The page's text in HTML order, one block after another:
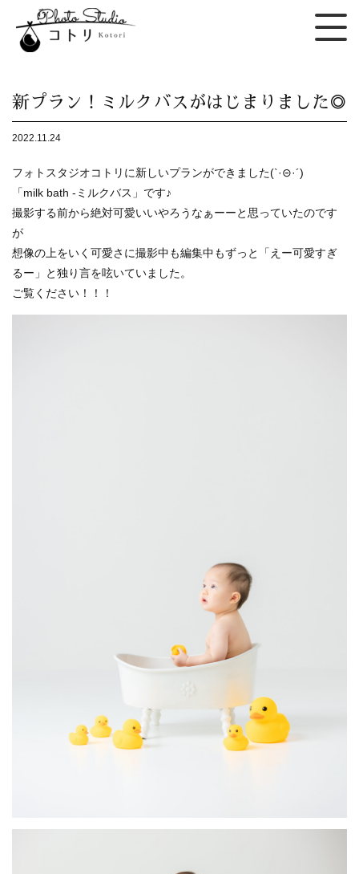
新プラン！ミルクバスがはじまりました◎
2022.11.24
フォトスタジオコトリに新しいプランができました(`·⊝·´)
「milk bath -ミルクバス」です♪
撮影する前から絶対可愛いいやろうなぁーーと思っていたのです
が
想像の上をいく可愛さに撮影中も編集中もずっと「えー可愛すぎ
るー」と独り言を呟いていました。
ご覧ください！！！